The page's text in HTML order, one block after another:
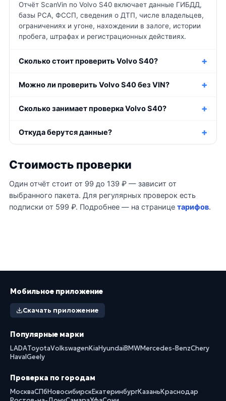
Отчёт ScanVin по Volvo S40 включает данные ГИБДД,
базы РСА, ФССП, сведения о ДТП, числе владельцев,
ограничениях и угоне, нахождении в залоге, истории
пробега, штрафах и регистрационных действиях.
Сколько стоит проверить Volvo S40?
Можно ли проверить Volvo S40 без VIN?
Сколько занимает проверка Volvo S40?
Откуда берутся данные?
Стоимость проверки
Один отчёт стоит от 99 до 139 ₽ — зависит от
выбранного пакета. Для регулярных проверок есть
подписки от 599 ₽. Подробнее — на странице тарифов.
Мобильное приложение
Скачать приложение
Популярные марки
LADAToyotaVolkswagenKiaHyundaiBMWMercedes-BenzChery
HavalGeely
Проверка по городам
МоскваСПбНовосибирскЕкатеринбургКазаньКраснодар